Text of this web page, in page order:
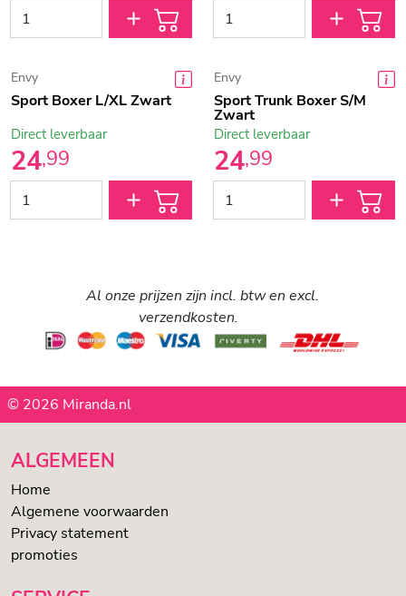
Envy
Sport Boxer L/XL Zwart
24,99
Direct leverbaar
Envy
Sport Trunk Boxer S/M
Zwart
24,99
Direct leverbaar
Al onze prijzen zijn incl. btw en excl.
verzendkosten.
© 2026 Miranda.nl
ALGEMEEN
Home
Algemene voorwaarden
Privacy statement
promoties